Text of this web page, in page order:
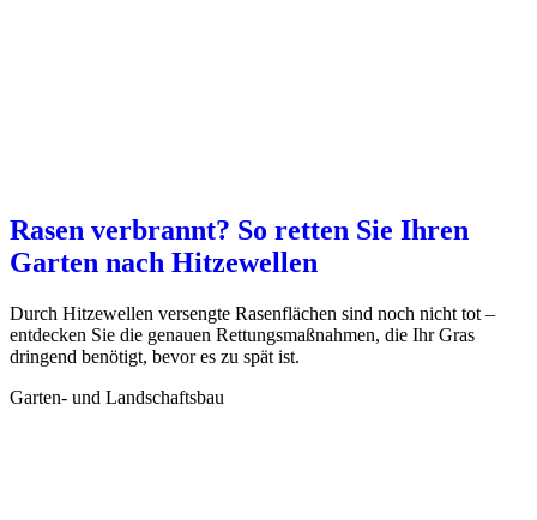
Rasen verbrannt? So retten Sie Ihren
Garten nach Hitzewellen
Durch Hitzewellen versengte Rasenflächen sind noch nicht tot –
entdecken Sie die genauen Rettungsmaßnahmen, die Ihr Gras
dringend benötigt, bevor es zu spät ist.
Garten- und Landschaftsbau